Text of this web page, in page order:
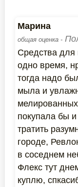
Марина
общая оценка -
Средства для
одно время,
тогда надо
мыла и
покупала бы
тратить
городе,
в соседнем
Флекс тут
куплю,